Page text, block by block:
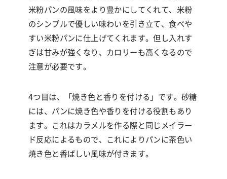
米粉パンの風味をより豊かにしてくれて、米粉
のシンプルで優しい味わいを引き立て、食べや
すい米粉パンに仕上げてくれます。但し入れす
ぎは甘みが強くなり、カロリーも高くなるので
注意が必要です。
4つ目は、「焼き色と香りを付ける」です。砂糖
には、パンに焼き色や香りを付ける役割もあり
ます。これはカラメルを作る際と同じメイラー
ド反応によるもので、これによりパンに茶色い
焼き色と香ばしい風味が付きます。